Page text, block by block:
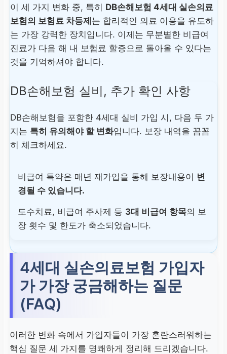
이 세 가지 변화 중, 특히 DB손해보험 4세대 실손의료
보험의 보험료 차등제는 합리적인 의료 이용을 유도하
는 가장 강력한 장치입니다. 이제는 무분별한 비급여
진료가 다음 해 내 보험료 할증으로 돌아올 수 있다는
것을 기억하셔야 합니다.
DB손해보험 실비, 추가 확인 사항
DB손해보험을 포함한 4세대 실비 가입 시, 다음 두 가
지는 특히 유의해야 할 변화입니다. 보장 내역을 꼼꼼
히 체크하세요.
비급여 특약은 매년 재가입을 통해 보장내용이 변
경될 수 있습니다.
도수치료, 비급여 주사제 등 3대 비급여 항목의 보
장 횟수 및 한도가 축소되었습니다.
4세대 실손의료보험 가입자
가 가장 궁금해하는 질문
(FAQ)
이러한 변화 속에서 가입자들이 가장 혼란스러워하는
핵심 질문 세 가지를 명쾌하게 정리해 드리겠습니다.